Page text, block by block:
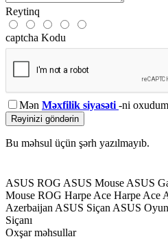
Reytinq
captcha Kodu
Mən Məxfilik siyasəti -ni
Rəyinizi göndərin
Bu məhsul üçün şərh yazılmayıb.
ASUS ROG ASUS Mouse ASUS
Mouse ROG Harpe Ace Harpe Ace
Azerbaijan ASUS Siçan ASUS Oyun
Siçanı
Oxşar məhsullar